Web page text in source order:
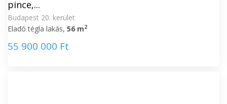
pince,...
Budapest 20. kerület
Eladó tégla lakás, 56 m2
55 900 000 Ft